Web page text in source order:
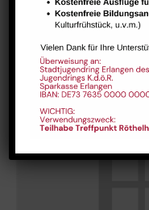
August 9 @ 10:00 -